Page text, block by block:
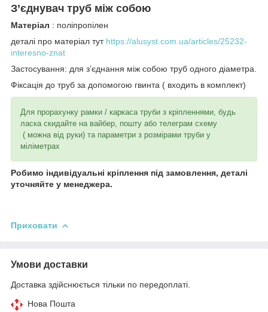
З’єднувач труб між собою
Матеріал : поліпропілен
деталі про матеріал тут https://alusyst.com.ua/articles/25232-
interesno-znat
Застосування: для з’єднання між собою труб одного діаметра.
Фіксація до труб за допомогою гвинта ( входить в комплект)
Для прорахунку рамки / каркаса труби з кріпленнями, будь
ласка скидайте на вайбер, пошту або телеграм схему
( можна від руки) та параметри з розмірами труби у
міліметрах
Робимо індивідуальні кріплення під замовлення, деталі
уточняйте у менеджера.
Приховати
Умови доставки
Доставка здійснюється тільки по передоплаті.
Нова Пошта